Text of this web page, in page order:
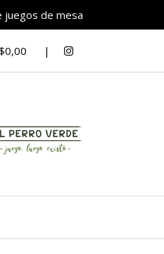
juegos de mesa